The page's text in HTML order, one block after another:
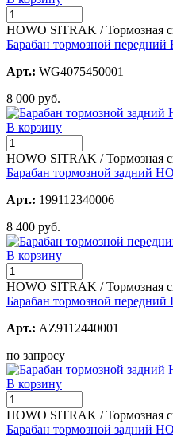
HOWO SITRAK / Тормозная
Барабан тормозной
Арт.: WG4075450001
8 000 руб.
В корзину
HOWO SITRAK / Тормозная
Барабан тормозной задний
Арт.: 199112340006
8 400 руб.
В корзину
HOWO SITRAK / Тормозная
Барабан тормозной
Арт.: AZ9112440001
по запросу
В корзину
HOWO SITRAK / Тормозная
Барабан тормозной задний